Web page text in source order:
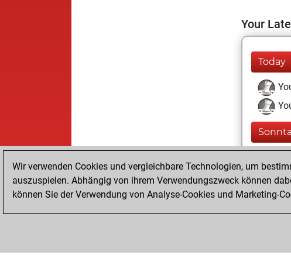
Your
Today
Wir verwenden Cookies und vergleichbare Technologien, um
auszuspielen. Abhängig von ihrem Verwendungszweck können
können Sie der Verwendung von Analyse-Cookies und Marketing-